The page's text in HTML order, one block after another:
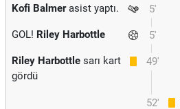
5'
Kofi Balmerasist yaptı.
5'
GOL! Riley Harbottle
49'
Riley Harbottle sarı kart
gördü
52'